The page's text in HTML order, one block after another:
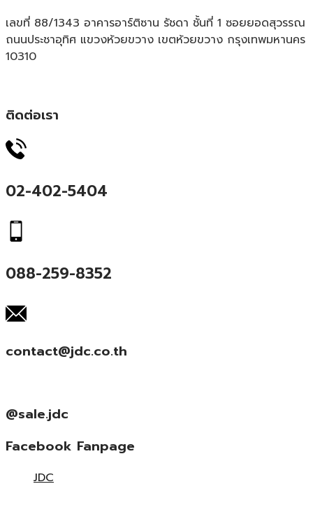
เลขที่ 88/1343 อาคารอาร์ติซาน รัชดา ชั้นที่ 1 ซอยยอดสุวรรณ
ถนนประชาอุทิศ แขวงห้วยขวาง เขตห้วยขวาง กรุงเทพมหานคร
10310
ติดต่อเรา
02-402-5404
088-259-8352
contact@jdc.co.th
@sale.jdc
Facebook Fanpage
JDC